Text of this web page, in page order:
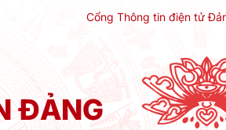
Cổng Thông tin điện tử
ĐẢNG